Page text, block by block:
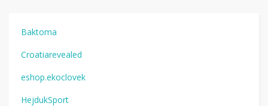
Baktoma
Croatiarevealed
eshop.ekoclovek
HejdukSport